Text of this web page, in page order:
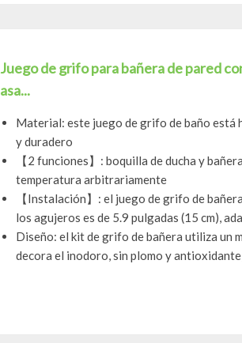
Juego de grifo para bañera de pared
asa...
Material: este juego de grifo de baño está
y duradero
【2 funciones】: boquilla de ducha y
temperatura arbitrariamente
【Instalación】: el juego de grifo de
los agujeros es de 5.9 pulgadas (15 cm),
Diseño: el kit de grifo de bañera utiliza un
decora el inodoro, sin plomo y